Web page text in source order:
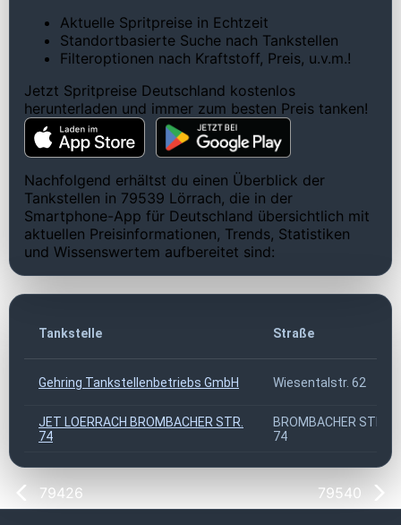
Aktuelle Spritpreise in Echtzeit
Standortbasierte Suche nach Tankstellen
Filteroptionen nach Kraftstoff, Preis, u.v.m.!
Jetzt Spritpreise Deutschland kostenlos
herunterladen und immer zum besten Preis tanken!
Nachfolgend erhältst du einen Überblick der
Tankstellen in 79539 Lörrach, die in der
Smartphone-App für Deutschland übersichtlich mit
aktuellen Preisinformationen, Trends, Statistiken
und Wissenswertem aufbereitet sind:
Tankstelle Straße
Gehring Tankstellenbetriebs GmbH Wiesentalstr. 62
JET LOERRACH BROMBACHER STR.
74
BROMBACHER STR.
74
79426 79540